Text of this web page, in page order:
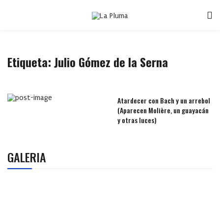
Etiqueta:Julio Gómez de la Serna
Atardecer con Bach y un arrebol
(Aparecen Molière, un guayacán
y otras luces)
GALERIA